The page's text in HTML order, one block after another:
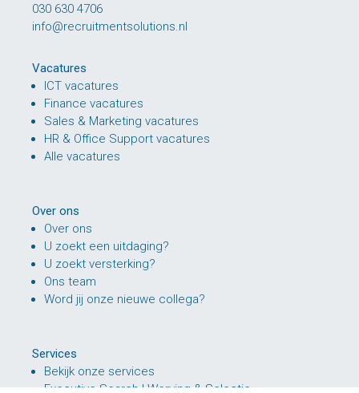
030 630 4706
info@recruitmentsolutions.nl
Vacatures
ICT vacatures
Finance vacatures
Sales & Marketing vacatures
HR & Office Support vacatures
Alle vacatures
Over ons
Over ons
U zoekt een uitdaging?
U zoekt versterking?
Ons team
Word jij onze nieuwe collega?
Services
Bekijk onze services
Executive Search | Werving & Selectie